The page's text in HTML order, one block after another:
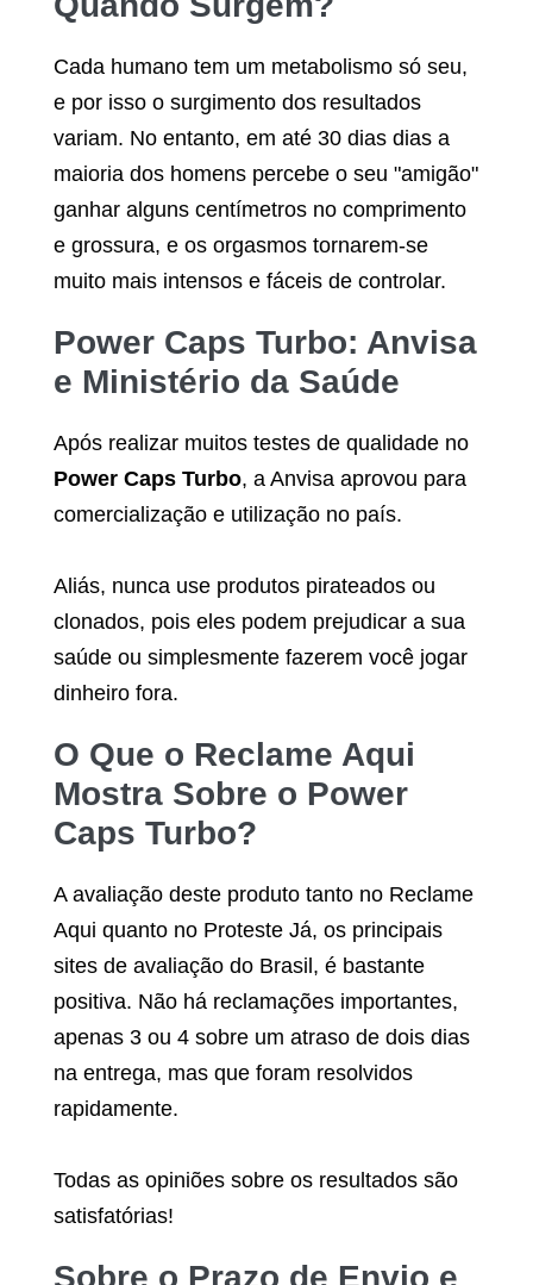
Cada humano tem um metabolismo só seu,
e por isso o surgimento dos resultados
variam. No entanto, em até 30 dias dias a
maioria dos homens percebe o seu "amigão"
ganhar alguns centímetros no comprimento
e grossura, e os orgasmos tornarem-se
muito mais intensos e fáceis de controlar.
Power Caps Turbo: Anvisa
e Ministério da Saúde
Após realizar muitos testes de qualidade no
Power Caps Turbo, a Anvisa aprovou para
comercialização e utilização no país.
Aliás, nunca use produtos pirateados ou
clonados, pois eles podem prejudicar a sua
saúde ou simplesmente fazerem você jogar
dinheiro fora.
O Que o Reclame Aqui
Mostra Sobre o Power
Caps Turbo?
A avaliação deste produto tanto no Reclame
Aqui quanto no Proteste Já, os principais
sites de avaliação do Brasil, é bastante
positiva. Não há reclamações importantes,
apenas 3 ou 4 sobre um atraso de dois dias
na entrega, mas que foram resolvidos
rapidamente.
Todas as opiniões sobre os resultados são
satisfatórias!
Sobre o Prazo de Envio e